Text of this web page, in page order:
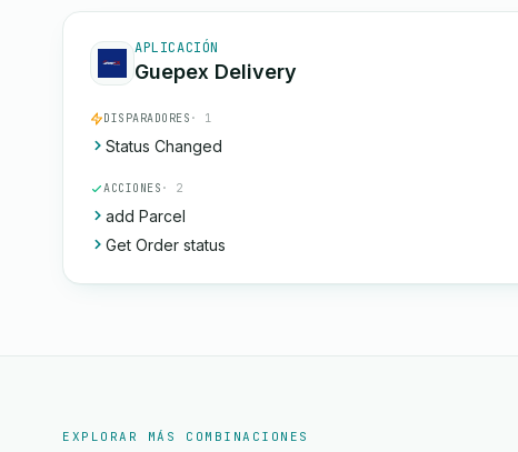
APLICACIÓN
Guepex Delivery
DISPARADORES · 1
Status Changed
ACCIONES · 2
add Parcel
Get Order status
EXPLORAR MÁS COMBINACIONES